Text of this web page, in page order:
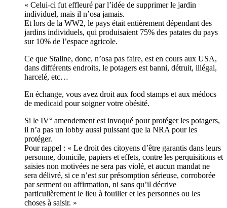
« Celui-ci fut effleuré par l’idée de supprimer le jardin
individuel, mais il n’osa jamais.
Et lors de la WW2, le pays était entièrement dépendant des
jardins individuels, qui produisaient 75% des patates du pays
sur 10% de l’espace agricole.
Ce que Staline, donc, n’osa pas faire, est en cours aux USA,
dans différents endroits, le potagers est banni, détruit, illégal,
harcelé, etc…
En échange, vous avez droit aux food stamps et aux médocs
de medicaid pour soigner votre obésité.
Si le IV° amendement est invoqué pour protéger les potagers,
il n’a pas un lobby aussi puissant que la NRA pour les
protéger.
Pour rappel : « Le droit des citoyens d’être garantis dans leurs
personne, domicile, papiers et effets, contre les perquisitions et
saisies non motivées ne sera pas violé, et aucun mandat ne
sera délivré, si ce n’est sur présomption sérieuse, corroborée
par serment ou affirmation, ni sans qu’il décrive
particulièrement le lieu à fouiller et les personnes ou les
choses à saisir. »